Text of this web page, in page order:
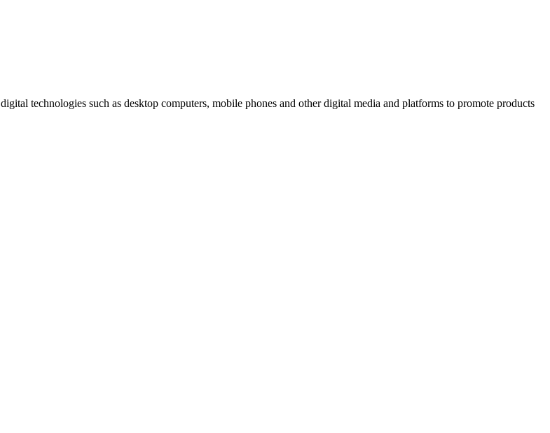
technologies such as desktop computers, mobile phones and other digital media and platforms to promote products